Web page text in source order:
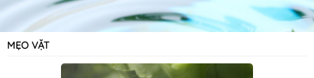
MẸO VẶT